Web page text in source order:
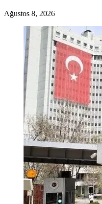
Ağustos 8, 2026